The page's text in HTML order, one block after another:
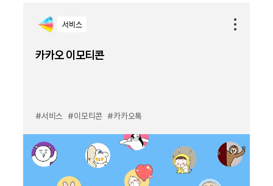
서비스
카카오 이모티콘
#서비스 #이모티콘 #카카오톡